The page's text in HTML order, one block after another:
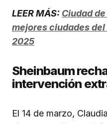
LEER MÁS: Ciudad
mejores ciudades
2025
Sheinbaum
intervención
El 14 de marzo,